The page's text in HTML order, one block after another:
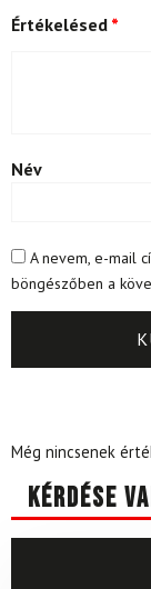
Értékelésed *
Név
A nevem, e-mail
böngészőben a
Még nincsenek
Kérdése